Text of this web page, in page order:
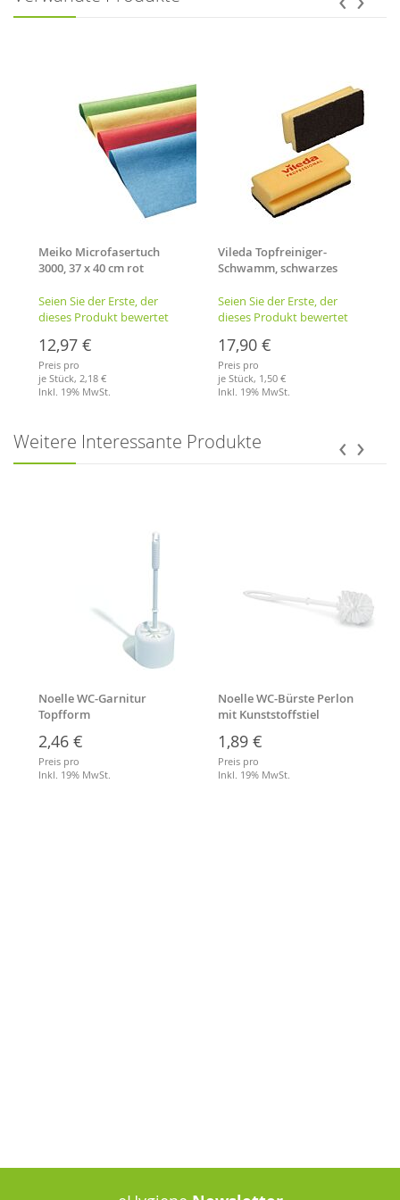
Meiko Microfasertuch
3000, 37 x 40 cm rot
Seien Sie der Erste, der
dieses Produkt bewertet
12,97 €
Preis pro
je Stück, 2,18 €
Inkl. 19% MwSt.
Vileda Topfreiniger-
Schwamm, schwarzes
Seien Sie der Erste, der
dieses Produkt bewertet
17,90 €
Preis pro
je Stück, 1,50 €
Inkl. 19% MwSt.
Weitere Interessante Produkte
Noelle WC-Garnitur
Topfform
2,46 €
Preis pro
Inkl. 19% MwSt.
Noelle WC-Bürste Perlon
mit Kunststoffstiel
1,89 €
Preis pro
Inkl. 19% MwSt.
‹ ›